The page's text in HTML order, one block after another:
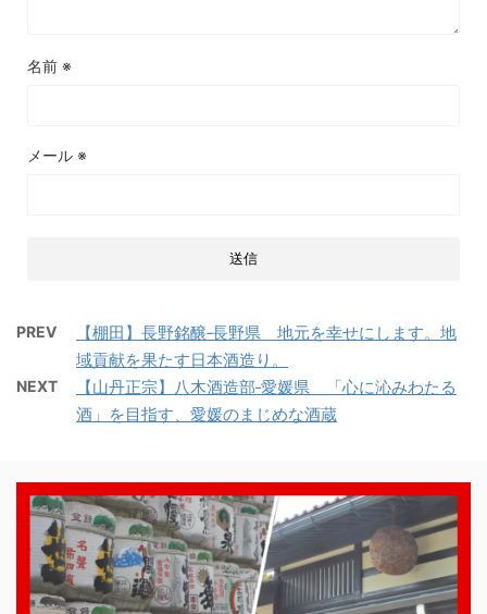
名前 ※
メール ※
PREV
【棚田】長野銘醸‐長野県 地元を幸せにします。地
域貢献を果たす日本酒造り。
NEXT
【山丹正宗】八木酒造部‐愛媛県 「心に沁みわたる
酒」を目指す、愛媛のまじめな酒蔵